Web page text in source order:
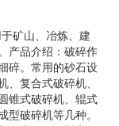
矿山、冶炼、建
产品介绍：破碎作
碎。常用的砂石设
、复合式破碎机、
锥式破碎机、辊式
型破碎机等几种。